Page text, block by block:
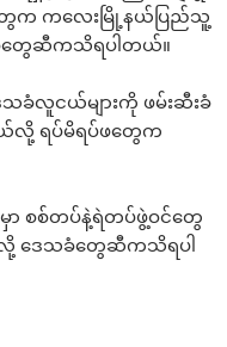
ေက ကလေးမြို့နယ်ပြည်သူ့
တွေဆီကသိရပါတယ်။
သခံလူငယ်များကို ဖမ်းဆီးခံ
လို့ ရပ်မိရပ်ဖတွေက
ာ စစ်တပ်နဲ့ရဲတပ်ဖွဲ့ဝင်တွေ
ဒေသခံတွေဆီကသိရပါ